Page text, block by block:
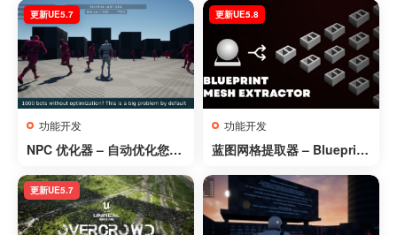
功能开发
NPC 优化器 – 自动优化您的
or
更新UE5.7
功能开发
蓝图网格提取器 – Blueprint
更新UE5.8
更新UE5.7